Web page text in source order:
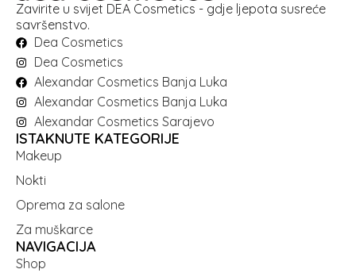
Zavirite u svijet DEA Cosmetics - gdje ljepota susreće
savršenstvo.
Dea Cosmetics
Dea Cosmetics
Alexandar Cosmetics Banja Luka
Alexandar Cosmetics Banja Luka
Alexandar Cosmetics Sarajevo
ISTAKNUTE KATEGORIJE
Makeup
Nokti
Oprema za salone
Za muškarce
NAVIGACIJA
Shop